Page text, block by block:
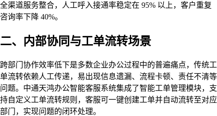
全渠道服务整合，人工呼入接通率稳定在 95% 以上，客户重复
咨询率下降 40%。
二、内部协同与工单流转场景
跨部门协作效率低下是多数企业办公过程中的普遍痛点，传统工
单流转依赖人工传递，易出现信息遗漏、流程卡顿、责任不清等
问题。中通天鸿办公智能客服系统集成了智能工单管理模块，支
持自定义工单流转规则，客服可一键创建工单并自动流转至对应
部门，实现问题的闭环处理。